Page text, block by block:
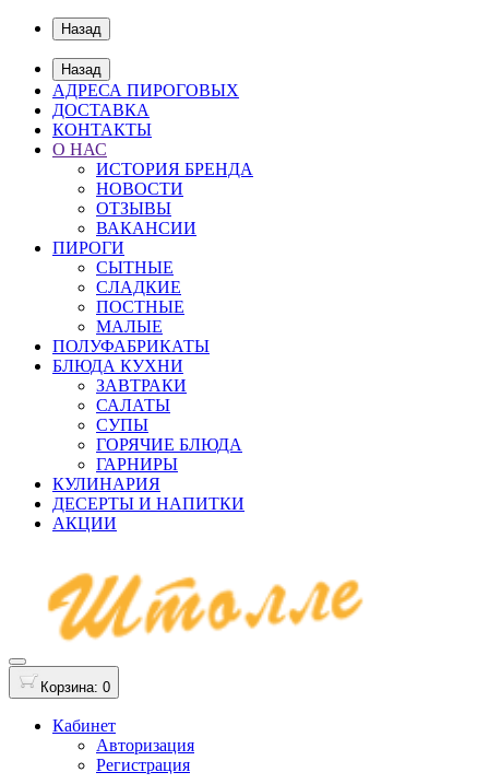
Назад
Назад
АДРЕСА ПИРОГОВЫХ
ДОСТАВКА
КОНТАКТЫ
О НАС
ИСТОРИЯ БРЕНДА
НОВОСТИ
ОТЗЫВЫ
ВАКАНСИИ
ПИРОГИ
СЫТНЫЕ
СЛАДКИЕ
ПОСТНЫЕ
МАЛЫЕ
ПОЛУФАБРИКАТЫ
БЛЮДА КУХНИ
ЗАВТРАКИ
САЛАТЫ
СУПЫ
ГОРЯЧИЕ БЛЮДА
ГАРНИРЫ
КУЛИНАРИЯ
ДЕСЕРТЫ И НАПИТКИ
АКЦИИ
Корзина: 0
Кабинет
Авторизация
Регистрация